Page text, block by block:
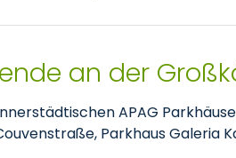
an der
APAG
Parkhaus Galeria